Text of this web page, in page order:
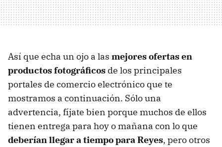
Así que echa un ojo a las mejores ofertas en
productos fotográficos de los principales
portales de comercio electrónico que te
mostramos a continuación. Sólo una
advertencia, fíjate bien porque muchos de ellos
tienen entrega para hoy o mañana con lo que
deberían llegar a tiempo para Reyes, pero otros